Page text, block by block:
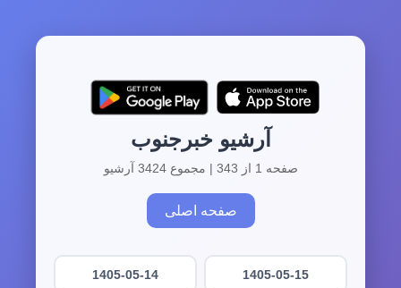
آرشیو خبرجنوب
صفحه 1 از 343 | مجموع 3424 آرشیو
صفحه اصلی
1405-05-15
1405-05-14